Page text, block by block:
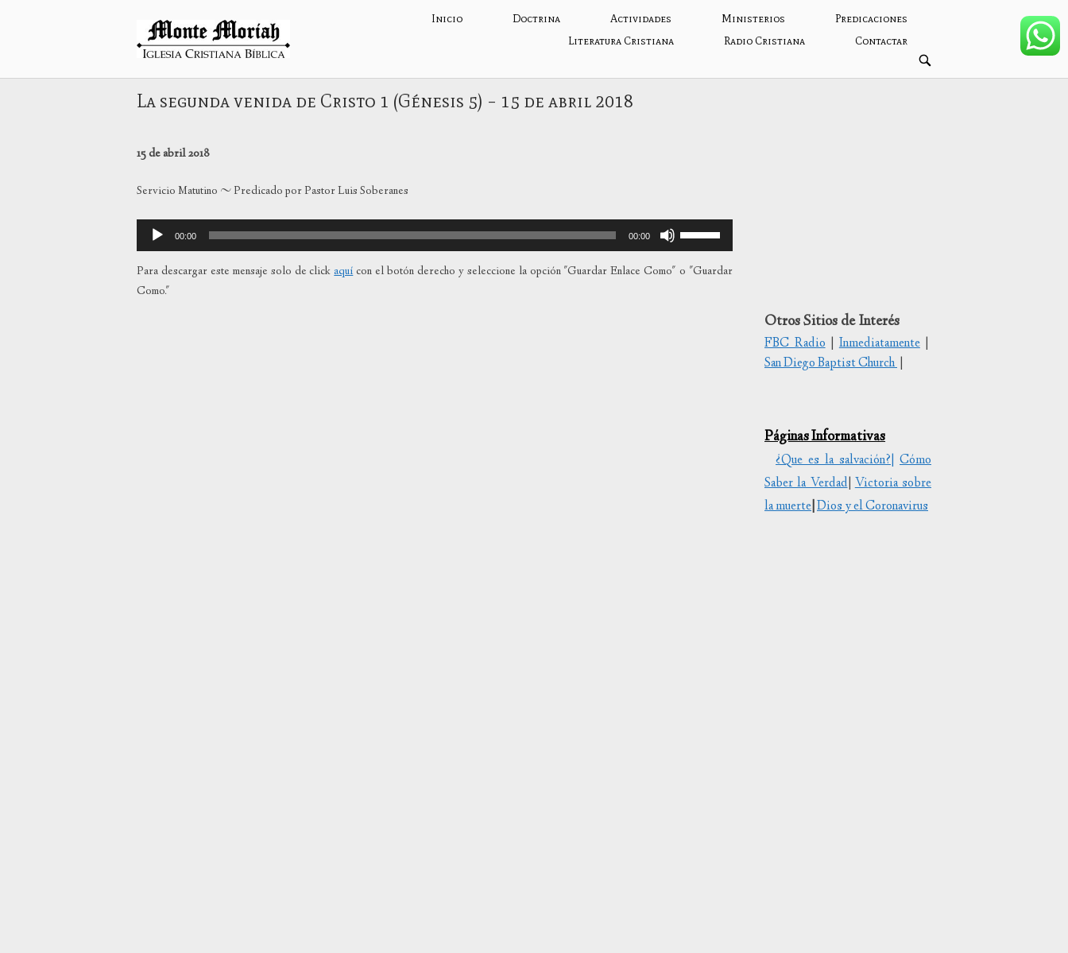
Inicio
Inicio Doctrina Actividades Ministerios
Predicaciones
Literatura Cristiana
Radio Cristiana Contactar
ABRIR
BARRA
DE
La segunda venida de Cristo 1 (Génesis 5) – 15 de abril 2018
15 de abril 2018
Servicio Matutino ~ Predicado por Pastor Luis Soberanes
Reproductor
de
audio
00:00 00:00
teclas
Para descargar este mensaje solo de clickaquícon el botón derecho y seleccione la opción "Guardar Enlace Como" o "Guardar
Como."
Otros Sitios de Interés
FBC Radio|Inmediatamente|
San Diego Baptist Church
Páginas Informativas
¿Que es la salvación?| Cómo
Saber la Verdad|Victoria sobre
la muerte Dios y el Coronavirus